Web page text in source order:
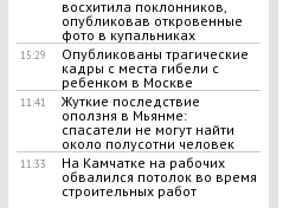
восхитила поклонников,
опубликовав откровенные
фото в купальниках
15:29
Опубликованы трагические
кадры с места гибели с
ребенком в Москве
11:41
Жуткие последствие
оползня в Мьянме:
спасатели не могут найти
около полусотни человек
11:33
На Камчатке на рабочих
обвалился потолок во время
строительных работ